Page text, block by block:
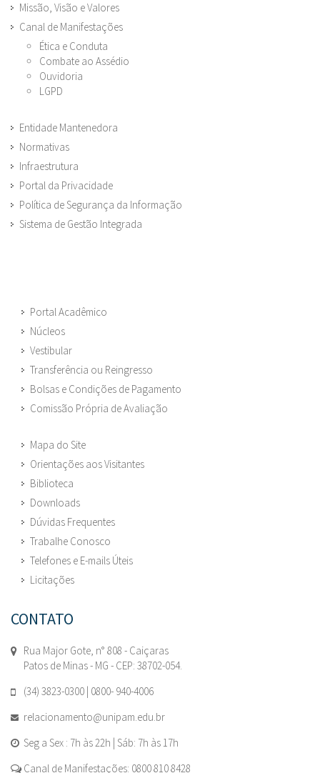
Missão, Visão e Valores
Canal de Manifestações
Ética e Conduta
Combate ao Assédio
Ouvidoria
LGPD
Entidade Mantenedora
Normativas
Infraestrutura
Portal da Privacidade
Política de Segurança da Informação
Sistema de Gestão Integrada
Portal Acadêmico
Núcleos
Vestibular
Transferência ou Reingresso
Bolsas e Condições de Pagamento
Comissão Própria de Avaliação
Mapa do Site
Orientações aos Visitantes
Biblioteca
Downloads
Dúvidas Frequentes
Trabalhe Conosco
Telefones e E-mails Úteis
Licitações
CONTATO
Rua Major Gote, n° 808 - Caiçaras
Patos de Minas - MG - CEP: 38702-054.
(34) 3823-0300 | 0800- 940-4006
relacionamento@unipam.edu.br
Seg a Sex : 7h às 22h | Sáb: 7h às 17h
Canal de Manifestações: 0800 810 8428